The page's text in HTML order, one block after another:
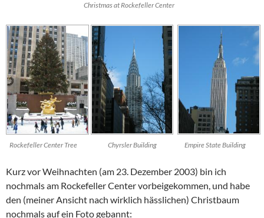
Christmas at Rockefeller Center
Rockefeller Center Tree Empire State Building
Chyrsler Building
Kurz vor Weihnachten (am 23. Dezember 2003) bin ich
nochmals am Rockefeller Centervorbeigekommen, und habe
den (meiner Ansicht nach wirklich hässlichen) Christbaum
nochmals auf ein Foto gebannt: